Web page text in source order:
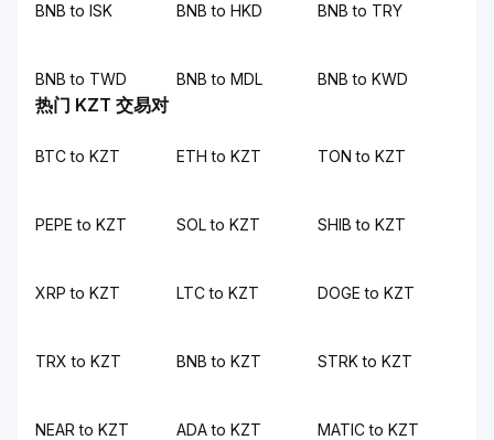
BNB to ISK BNB to HKD BNB to TRY
BNB to TWD BNB to MDL BNB to KWD
热门 KZT 交易对
BTC to KZT ETH to KZT TON to KZT
PEPE to KZT SOL to KZT SHIB to KZT
XRP to KZT LTC to KZT DOGE to KZT
TRX to KZT BNB to KZT STRK to KZT
NEAR to KZT ADA to KZT MATIC to KZT